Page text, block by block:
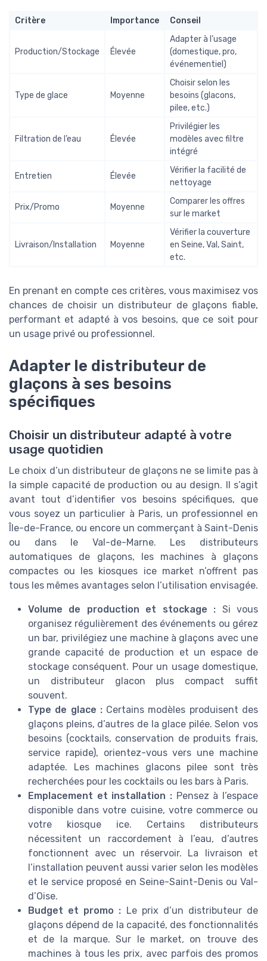
Critère Importance Conseil
Production/Stockage Élevée
Adapter à l’usage
(domestique, pro,
événementiel)
Type de glace Moyenne
Choisir selon les
besoins (glacons,
pilee, etc.)
Filtration de l’eau Élevée
Privilégier les
modèles avec filtre
intégré
Entretien Élevée
Vérifier la facilité de
nettoyage
Prix/Promo Moyenne
Comparer les offres
sur le market
Livraison/Installation Moyenne
Vérifier la couverture
en Seine, Val, Saint,
etc.
En prenant en compte ces critères, vous maximisez vos
chances de choisir un distributeur de glaçons fiable,
performant et adapté à vos besoins, que ce soit pour
un usage privé ou professionnel.
Adapter le distributeur de
glaçons à ses besoins
spécifiques
Choisir un distributeur adapté à votre
usage quotidien
Le choix d’un distributeur de glaçons ne se limite pas à
la simple capacité de production ou au design. Il s’agit
avant tout d’identifier vos besoins spécifiques, que
vous soyez un particulier à Paris, un professionnel en
Île-de-France, ou encore un commerçant à Saint-Denis
ou dans le Val-de-Marne. Les distributeurs
automatiques de glaçons, les machines à glaçons
compactes ou les kiosques ice market n’offrent pas
tous les mêmes avantages selon l’utilisation envisagée.
Volume de production et stockage : Si vous
organisez régulièrement des événements ou gérez
un bar, privilégiez une machine à glaçons avec une
grande capacité de production et un espace de
stockage conséquent. Pour un usage domestique,
un distributeur glacon plus compact suffit
souvent.
Type de glace :Certains modèles produisent des
glaçons pleins, d’autres de la glace pilée. Selon vos
besoins (cocktails, conservation de produits frais,
service rapide), orientez-vous vers une machine
adaptée. Les machines glacons pilee sont très
recherchées pour les cocktails ou les bars à Paris.
Emplacement et installation : Pensez à l’espace
disponible dans votre cuisine, votre commerce ou
votre kiosque ice. Certains distributeurs
nécessitent un raccordement à l’eau, d’autres
fonctionnent avec un réservoir. La livraison et
l’installation peuvent aussi varier selon les modèles
et le service proposé en Seine-Saint-Denis ou Val-
d’Oise.
Budget et promo : Le prix d’un distributeur de
glaçons dépend de la capacité, des fonctionnalités
et de la marque. Sur le market, on trouve des
machines à tous les prix, avec parfois des promos